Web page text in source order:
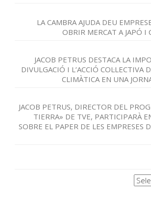
LA CAMBRA AJUDA DEU
OBRIR MERCAT A JAPÓ I
JACOB PETRUS DESTACA LA
DIVULGACIÓ I L’ACCIÓ COL·LECTIVA
CLIMÀTICA EN UNA
JACOB PETRUS, DIRECTOR DEL
TIERRA» DE TVE, PARTICIPARÀ
SOBRE EL PAPER DE LES EMPRESES